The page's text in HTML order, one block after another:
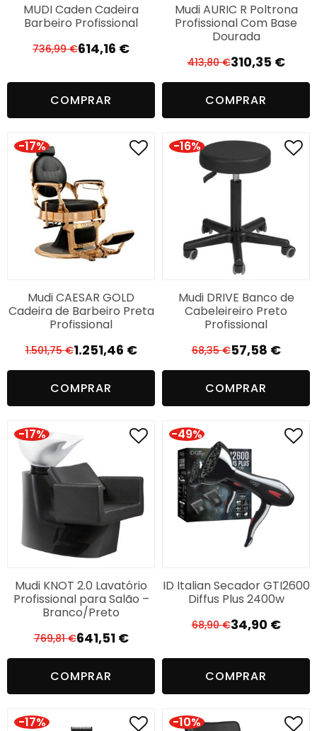
MUDI Caden Cadeira
Barbeiro Profissional
736,99€O
era:
614,16 €
O
é:
COMPRAR
Mudi AURIC R Poltrona
Profissional Com Base
Dourada
413,80€ O
preço
original
era:
413,80 €.
310,35 €
O
preço
atual
é:
310,35 €.
COMPRAR
-17%
Mudi CAESAR GOLD
Cadeira de Barbeiro Preta
Profissional
1.501,75€ O
preço
original
era:
1.501,75 €.
1.251,46 €
O
preço
atual
é:
1.251,46 €.
COMPRAR
-16%
Mudi DRIVE Banco de
Cabeleireiro Preto
Profissional
68,35€ O
preço
original
era:
57,58 €
O
preço
atual
é:
COMPRAR
-17%
Mudi KNOT 2.0 Lavatório
Profissional para Salão –
Branco/Preto
769,81€ O
preço
original
era:
769,81 €.
641,51 €
O
preço
atual
é:
COMPRAR
-49%
ID Italian Secador GTI2600
Diffus Plus 2400w
68,90€ O
era:
34,90 €
O
é:
COMPRAR
-17% -10%